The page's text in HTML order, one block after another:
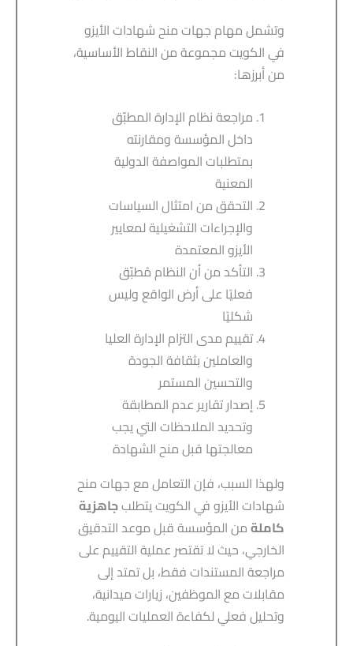
وتشمل مهام جهات منح شهادات الأيزو
في الكويت مجموعة من النقاط الأساسية،
من أبرزها:
مراجعة نظام الإدارة المطبّق
داخل المؤسسة ومقارنته
بمتطلبات المواصفة الدولية
المعنية
التحقق من امتثال السياسات
والإجراءات التشغيلية لمعايير
الأيزو المعتمدة
التأكد من أن النظام مُطبّق
فعليًا على أرض الواقع وليس
شكليًا
تقييم مدى التزام الإدارة العليا
والعاملين بثقافة الجودة
والتحسين المستمر
إصدار تقارير عدم المطابقة
وتحديد الملاحظات التي يجب
معالجتها قبل منح الشهادة
ولهذا السبب، فإن التعامل مع جهات منح
شهادات الأيزو في الكويت يتطلبجاهزية
كاملةمن المؤسسة قبل موعد التدقيق
الخارجي، حيث لا تقتصر عملية التقييم على
مراجعة المستندات فقط، بل تمتد إلى
مقابلات مع الموظفين، زيارات ميدانية،
وتحليل فعلي لكفاءة العمليات اليومية.